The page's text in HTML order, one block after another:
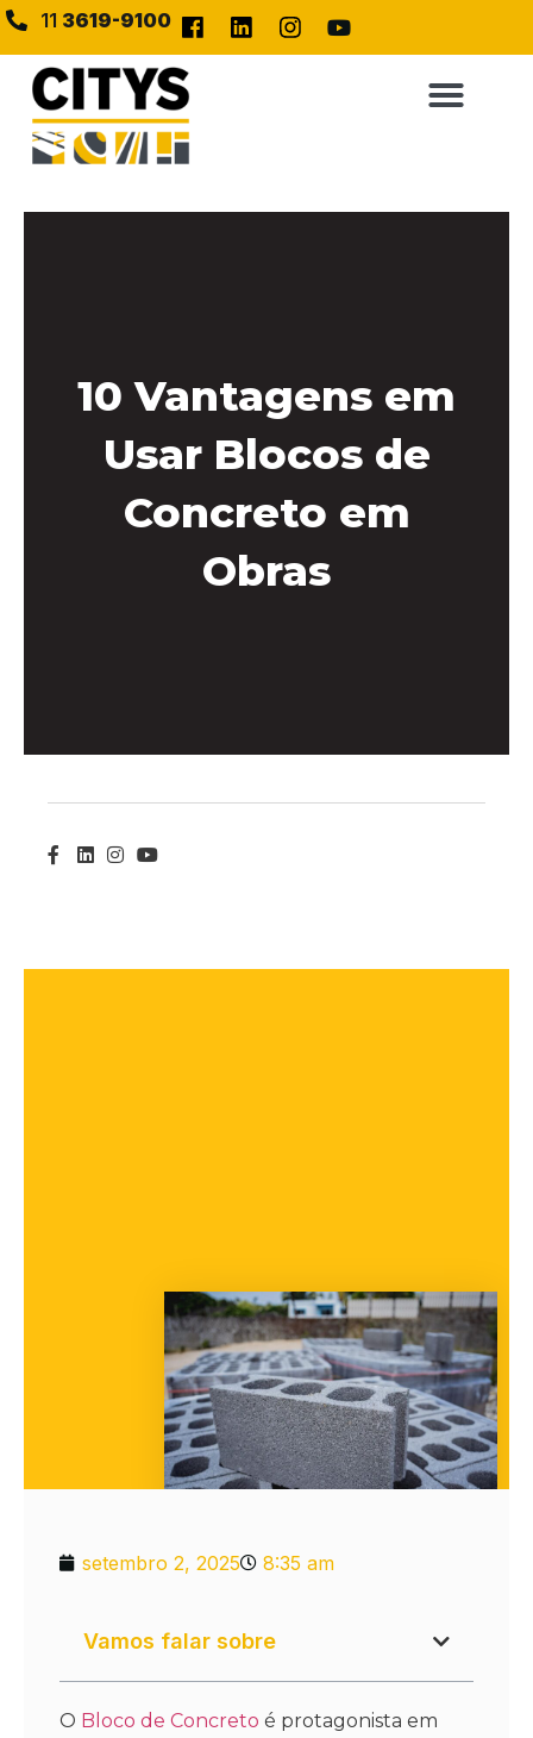
11 3619-9100
10 Vantagens em
Usar Blocos de
Concreto em
Obras
setembro 2, 2025 8:35 am
Vamos falar sobre
O Bloco de Concreto é protagonista em